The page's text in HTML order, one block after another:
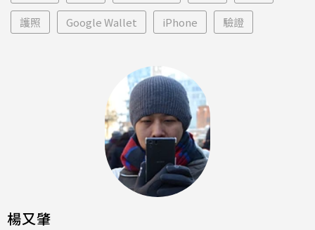
護照 Google Wallet iPhone 驗證
楊又肇